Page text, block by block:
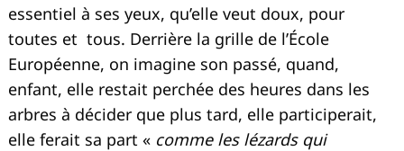
essentiel à ses yeux, qu’elle veut doux, pour
toutes et tous. Derrière la grille de l’École
Européenne, on imagine son passé, quand,
enfant, elle restait perchée des heures dans les
arbres à décider que plus tard, elle participerait,
elle ferait sa part « comme les lézards qui